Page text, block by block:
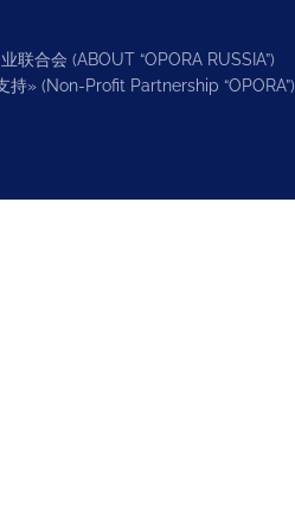
联合会 (ABOUT “OPORA RUSSIA”)
持» (Non-Profit Partnership “OPORA”)